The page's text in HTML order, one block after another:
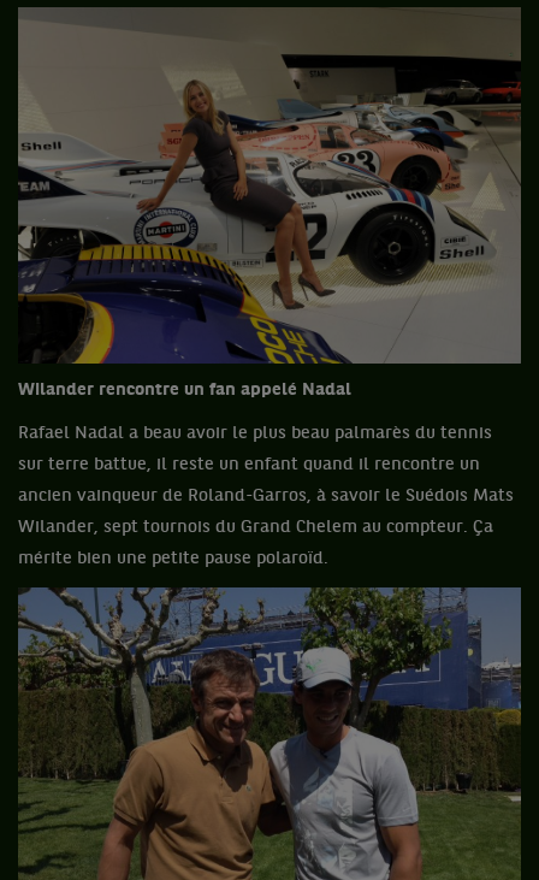
Wilander rencontre un fan appelé Nadal
Rafael Nadal a beau avoir le plus beau palmarès du tennis
sur terre battue, il reste un enfant quand il rencontre un
ancien vainqueur de Roland-Garros, à savoir le Suédois Mats
Wilander, sept tournois du Grand Chelem au compteur. Ça
mérite bien une petite pause polaroïd.